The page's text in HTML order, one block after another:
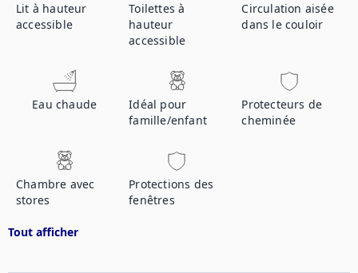
Lit à hauteur
accessible
Toilettes à
hauteur
accessible
Circulation aisée
dans le couloir
Eau chaude
Idéal pour
famille/enfant
Protecteurs de
cheminée
Chambre avec
stores
Protections des
fenêtres
Tout afficher